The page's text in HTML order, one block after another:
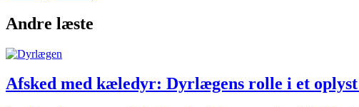
Andre læste
Afsked med kæledyr: Dyrlægens rolle i et oplyst